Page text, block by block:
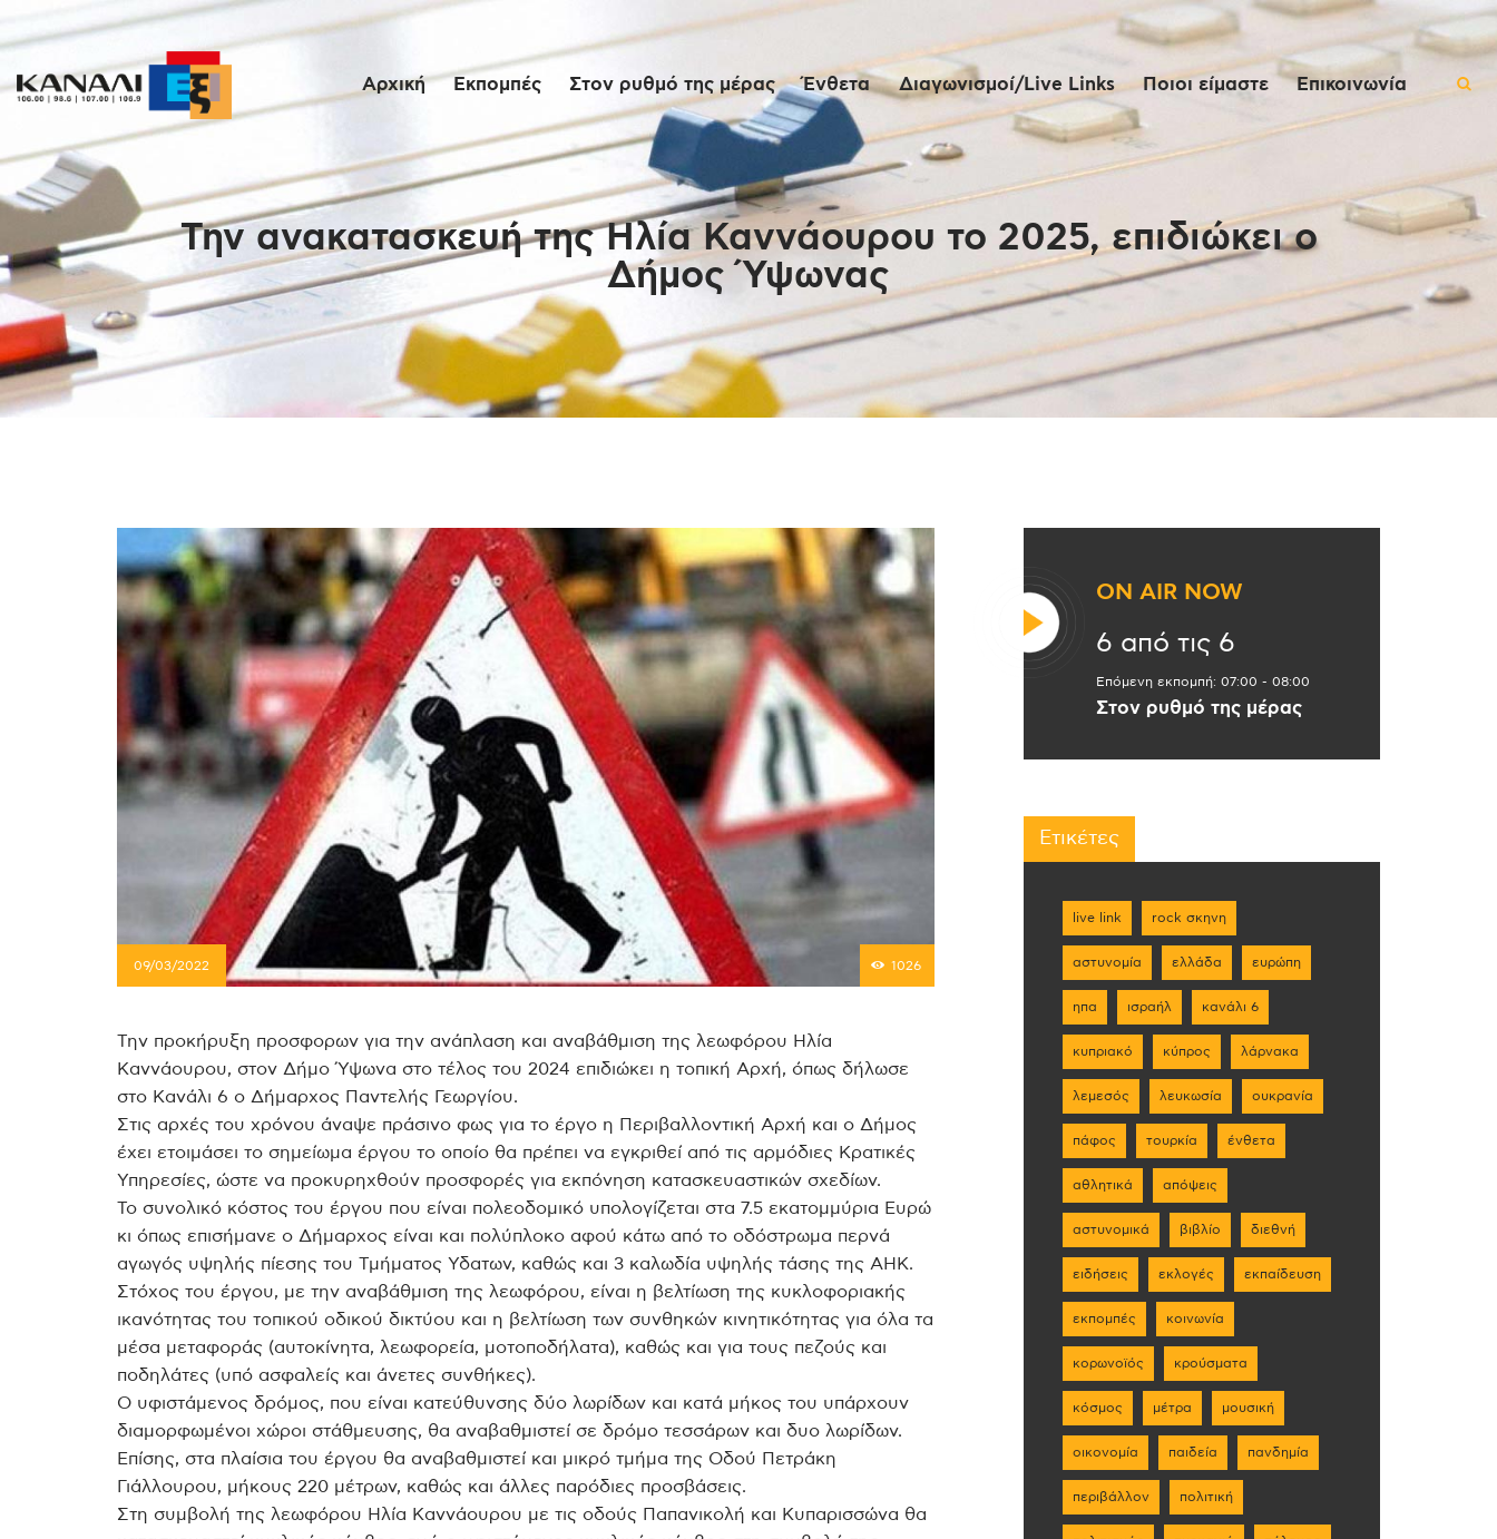
Αρχική Εκπομπές Στον ρυθμό της μέρας Ένθετα Διαγωνισμοί/Live Links Ποιοι είμαστε Επικοινωνία
Την ανακατασκευή της Ηλία Καννάουρου το 2025, επιδιώκει ο
Δήμος Ύψωνας
Αρχική
Εκπομπές
Στον ρυθμό της
μέρας
Ένθετα
Διαγωνισμοί/Live
Links
Επικοινωνία
09/03/2022 1026
Την προκήρυξη προσφορων για την ανάπλαση και αναβάθμιση της λεωφόρου Ηλία
Καννάουρου, στον Δήμο Ύψωνα στο τέλος του 2024 επιδιώκει η τοπική Αρχή, όπως δήλωσε
στο Κανάλι 6 ο Δήμαρχος Παντελής Γεωργίου.
Στις αρχές του χρόνου άναψε πράσινο φως για το έργο η Περιβαλλοντική Αρχή και ο Δήμος
έχει ετοιμάσει το σημείωμα έργου το οποίο θα πρέπει να εγκριθεί από τις αρμόδιες Κρατικές
Υπηρεσίες, ώστε να προκυρηχθούν προσφορές για εκπόνηση κατασκευαστικών σχεδίων.
Το συνολικό κόστος του έργου που είναι πολεοδομικό υπολογίζεται στα 7.5 εκατομμύρια Ευρώ
κι όπως επισήμανε ο Δήμαρχος είναι και πολύπλοκο αφού κάτω από το οδόστρωμα περνά
αγωγός υψηλής πίεσης του Τμήματος Υδατων, καθώς και 3 καλωδία υψηλής τάσης της ΑΗΚ.
Στόχος του έργου, με την αναβάθμιση της λεωφόρου, είναι η βελτίωση της κυκλοφοριακής
ικανότητας του τοπικού οδικού δικτύου και η βελτίωση των συνθηκών κινητικότητας για όλα τα
μέσα μεταφοράς (αυτοκίνητα, λεωφορεία, μοτοποδήλατα), καθώς και για τους πεζούς και
ποδηλάτες (υπό ασφαλείς και άνετες συνθήκες).
Ο υφιστάμενος δρόμος, που είναι κατεύθυνσης δύο λωρίδων και κατά μήκος του υπάρχουν
διαμορφωμένοι χώροι στάθμευσης, θα αναβαθμιστεί σε δρόμο τεσσάρων και δυο λωρίδων.
Επίσης, στα πλαίσια του έργου θα αναβαθμιστεί και μικρό τμήμα της Οδού Πετράκη
Γιάλλουρου, μήκους 220 μέτρων, καθώς και άλλες παρόδιες προσβάσεις.
Στη συμβολή της λεωφόρου Ηλία Καννάουρου με τις οδούς Παπανικολή και Κυπαρισσώνα θα
ON AIR NOW
6 από τις 6
Επόμενη εκπομπή: 07:00 - 08:00
Στον ρυθμό της μέρας
Ετικέτες
live link rock σκηνη
αστυνομία ελλάδα ευρώπη
ηπα ισραήλ κανάλι 6
κυπριακό κύπρος λάρνακα
λεμεσός λευκωσία ουκρανία
πάφος τουρκία ένθετα
αθλητικά απόψεις
αστυνομικά βιβλίο διεθνή
ειδήσεις εκλογές εκπαίδευση
εκπομπές κοινωνία
κορωνοϊός κρούσματα
κόσμος μέτρα μουσική
οικονομία παιδεία πανδημία
περιβάλλον πολιτική